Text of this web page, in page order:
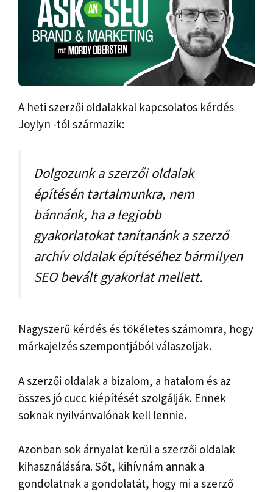
A heti szerzői oldalakkal kapcsolatos kérdés
Joylyn -tól származik:
Dolgozunk a szerzői oldalak
építésén tartalmunkra, nem
bánnánk, ha a legjobb
gyakorlatokat tanítanánk a szerző
archív oldalak építéséhez bármilyen
SEO bevált gyakorlat mellett.
Nagyszerű kérdés és tökéletes számomra, hogy
márkajelzés szempontjából válaszoljak.
A szerzői oldalak a bizalom, a hatalom és az
összes jó cucc kiépítését szolgálják. Ennek
soknak nyilvánvalónak kell lennie.
Azonban sok árnyalat kerül a szerzői oldalak
kihasználására. Sőt, kihívnám annak a
gondolatnak a gondolatát, hogy mi a szerző